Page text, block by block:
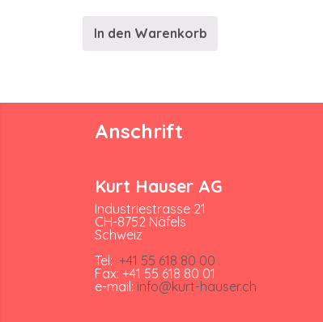
In den Warenkorb
Anschrift
Kurt Hauser AG
Industriestrasse 21
CH-8752 Näfels
Schweiz
Tel: +41 55 618 80 00
Fax: +41 55 618 80 01
e-mail: info@kurt-hauser.ch